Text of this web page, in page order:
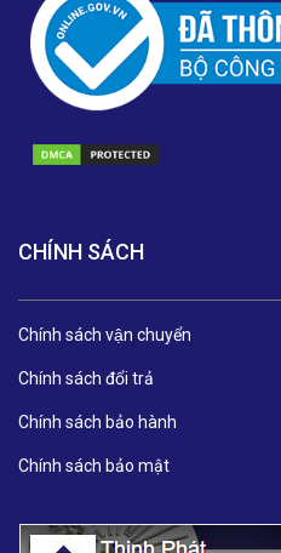
CHÍNH SÁCH
Chính sách vận chuyển
Chính sách đổi trả
Chính sách bảo hành
Chính sách bảo mật